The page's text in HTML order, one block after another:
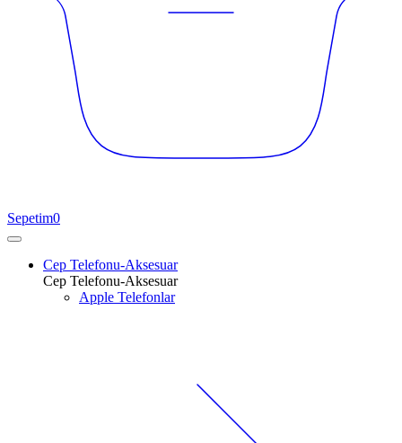
Sepetim0
Cep Telefonu-Aksesuar
Cep Telefonu-Aksesuar
Apple Telefonlar